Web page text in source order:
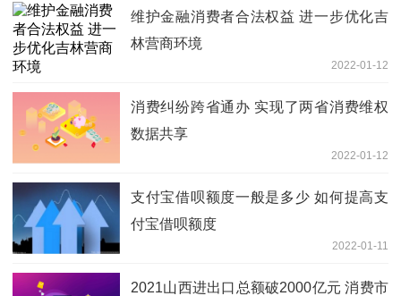
维护金融消费者合法权益 进一步优化吉
林营商环境
2022-01-12
消费纠纷跨省通办 实现了两省消费维权
数据共享
2022-01-12
支付宝借呗额度一般是多少 如何提高支
付宝借呗额度
2022-01-11
2021山西进出口总额破2000亿元 消费市